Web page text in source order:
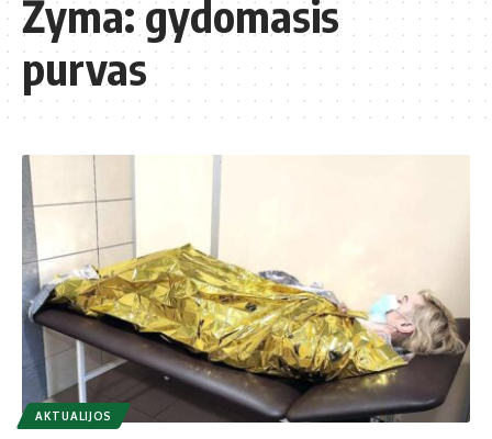
Žyma:gydomasis
purvas
AKTUALIJOS